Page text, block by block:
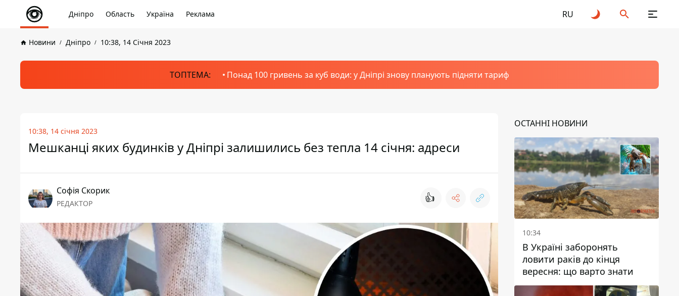
Дніпро Область Україна Реклама RU
Новини Дніпро 10:38, 14 Січня 2023
ТОПТЕМА: Понад 100 гривень за куб води: у Дніпрі знову планують підняти тариф
10:38, 14 січня 2023
Мешканці яких будинків у Дніпрі залишились без тепла 14 січня: адреси
Софія Скорик
РЕДАКТОР 👍
ОСТАННІ НОВИНИ
10:34
В Україні заборонять
ловити раків до кінця
вересня: що варто знати